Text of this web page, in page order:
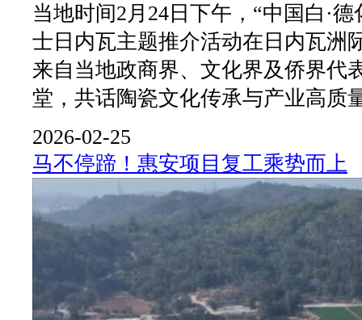
当地时间2月24日下午，“中国白·
士日内瓦主题推介活动在日内瓦洲
来自当地政商界、文化界及侨界代
堂，共话陶瓷文化传承与产业高质
2026-02-25
马不停蹄！惠安项目复工乘势而上